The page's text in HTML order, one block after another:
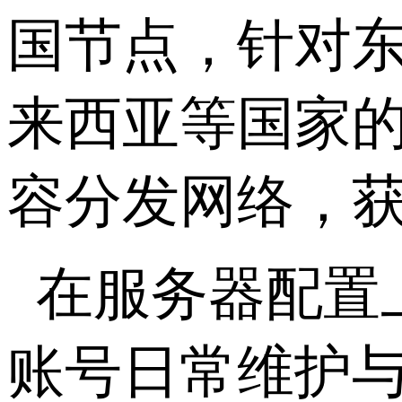
国节点，针对
来西亚等国家
容分发网络，
在服务器配置
账号日常维护